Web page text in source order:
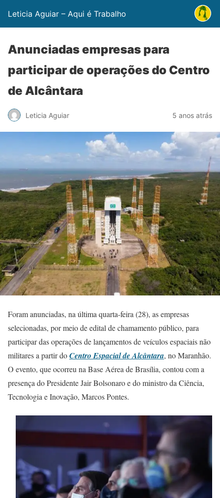
Leticia Aguiar – Aqui é Trabalho
Anunciadas empresas para
participar de operações do Centro
de Alcântara
Leticia Aguiar 5 anos atrás
Foram anunciadas, na última quarta-feira (28), as empresas
selecionadas, por meio de edital de chamamento público, para
participar das operações de lançamentos de veículos espaciais não
militares a partir doCentro Espacial de Alcântara, no Maranhão.
O evento, que ocorreu na Base Aérea de Brasília, contou com a
presença do Presidente Jair Bolsonaro e do ministro da Ciência,
Tecnologia e Inovação, Marcos Pontes.